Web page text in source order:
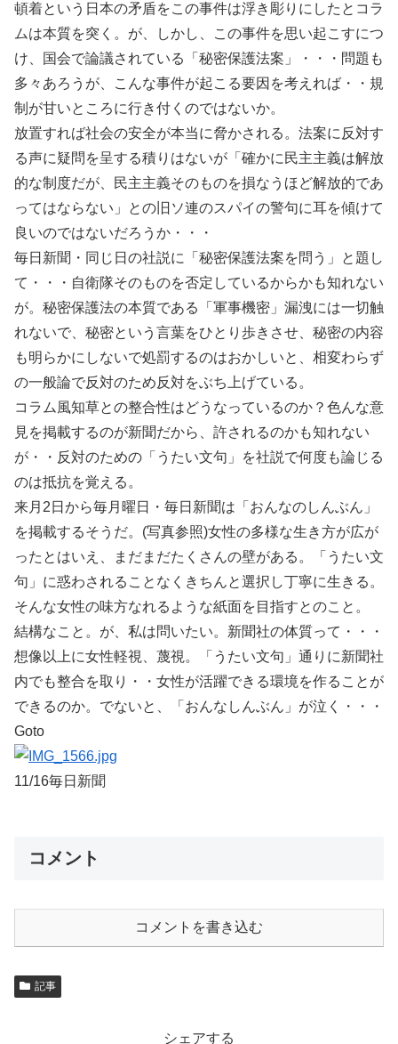
頓着という日本の矛盾をこの事件は浮き彫りにしたとコラ
ムは本質を突く。が、しかし、この事件を思い起こすにつ
け、国会で論議されている「秘密保護法案」・・・問題も
多々あろうが、こんな事件が起こる要因を考えれば・・規
制が甘いところに行き付くのではないか。
放置すれば社会の安全が本当に脅かされる。法案に反対す
る声に疑問を呈する積りはないが「確かに民主主義は解放
的な制度だが、民主主義そのものを損なうほど解放的であ
ってはならない」との旧ソ連のスパイの警句に耳を傾けて
良いのではないだろうか・・・
毎日新聞・同じ日の社説に「秘密保護法案を問う」と題し
て・・・自衛隊そのものを否定しているからかも知れない
が。秘密保護法の本質である「軍事機密」漏洩には一切触
れないで、秘密という言葉をひとり歩きさせ、秘密の内容
も明らかにしないで処罰するのはおかしいと、相変わらず
の一般論で反対のため反対をぶち上げている。
コラム風知草との整合性はどうなっているのか？色んな意
見を掲載するのが新聞だから、許されるのかも知れない
が・・反対のための「うたい文句」を社説で何度も論じる
のは抵抗を覚える。
来月2日から毎月曜日・毎日新聞は「おんなのしんぶん」
を掲載するそうだ。(写真参照)女性の多様な生き方が広が
ったとはいえ、まだまだたくさんの壁がある。「うたい文
句」に惑わされることなくきちんと選択し丁寧に生きる。
そんな女性の味方なれるような紙面を目指すとのこと。
結構なこと。が、私は問いたい。新聞社の体質って・・・
想像以上に女性軽視、蔑視。「うたい文句」通りに新聞社
内でも整合を取り・・女性が活躍できる環境を作ることが
できるのか。でないと、「おんなしんぶん」が泣く・・・
Goto
11/16毎日新聞
コメント
コメントを書き込む
記事
シェアする